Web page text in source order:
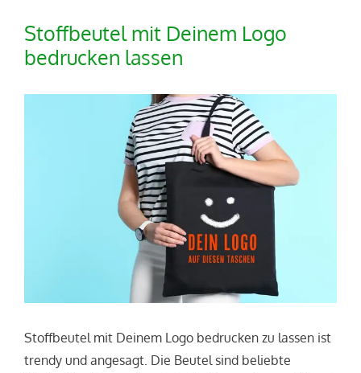
Stoffbeutel mit Deinem Logo
bedrucken lassen
Stoffbeutel mit Deinem Logo bedrucken zu lassen ist
trendy und angesagt. Die Beutel sind beliebte